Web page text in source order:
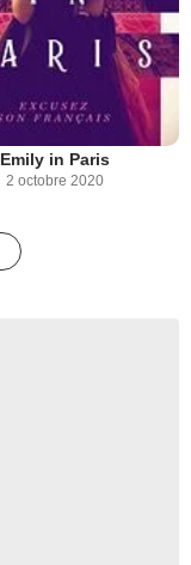
Emily in Paris
2 octobre 2020